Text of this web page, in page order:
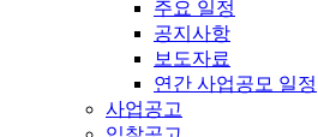
주요 일정
공지사항
보도자료
연간 사업공모 일정
사업공고